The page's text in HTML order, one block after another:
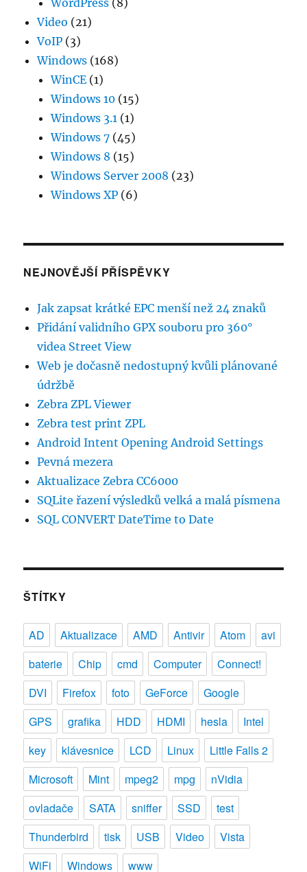
WordPress (8)
Video (21)
VoIP (3)
Windows (168)
WinCE (1)
Windows 10 (15)
Windows 3.1 (1)
Windows 7 (45)
Windows 8 (15)
Windows Server 2008 (23)
Windows XP (6)
NEJNOVĚJŠÍ PŘÍSPĚVKY
Jak zapsat krátké EPC menší než 24 znaků
Přidání validního GPX souboru pro 360°
videa Street View
Web je dočasně nedostupný kvůli plánované
údržbě
Zebra ZPL Viewer
Zebra test print ZPL
Android Intent Opening Android Settings
Pevná mezera
Aktualizace Zebra CC6000
SQLite řazení výsledků velká a malá písmena
SQL CONVERT DateTime to Date
ŠTÍTKY
AD Aktualizace AMD Antivir Atom
avi
baterie
Chip cmd Computer
Connect!
DVI
Firefox foto GeForce
Google
GPS
grafika HDD HDMI hesla
Intel
key
klávesnice LCD Linux
Little Falls 2
Microsoft
Mint mpeg2 mpg
nVidia
ovladače
SATA sniffer SSD
test
Thunderbird
tisk USB Video
Vista
WiFi
Windows www